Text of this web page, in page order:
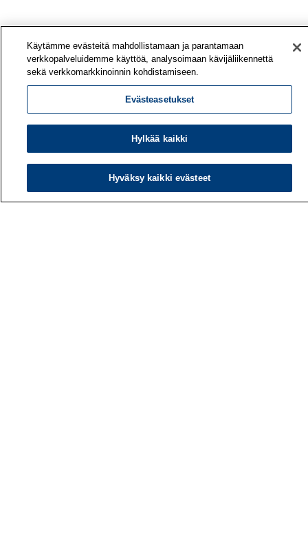
Käytämme evästeitä mahdollistamaan ja parantamaan
verkkopalveluidemme käyttöä, analysoimaan kävijäliikennettä
sekä verkkomarkkinoinnin kohdistamiseen.
Evästeasetukset
Hylkää kaikki
Hyväksy kaikki evästeet